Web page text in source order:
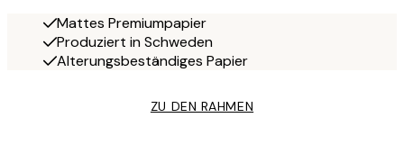
Mattes Premiumpapier
Produziert in Schweden
Alterungsbeständiges Papier
ZU DEN RAHMEN